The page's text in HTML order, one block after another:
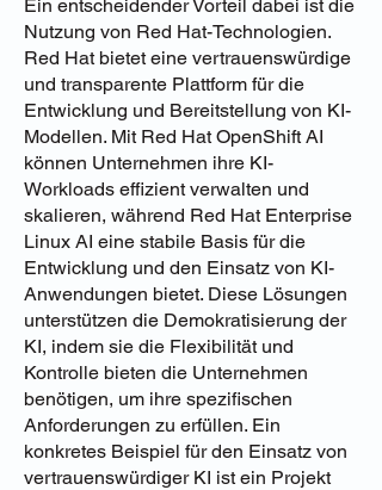
Ein entscheidender Vorteil dabei ist die
Nutzung von Red Hat-Technologien.
Red Hat bietet eine vertrauenswürdige
und transparente Plattform für die
Entwicklung und Bereitstellung von KI-
Modellen. Mit Red Hat OpenShift AI
können Unternehmen ihre KI-
Workloads effizient verwalten und
skalieren, während Red Hat Enterprise
Linux AI eine stabile Basis für die
Entwicklung und den Einsatz von KI-
Anwendungen bietet. Diese Lösungen
unterstützen die Demokratisierung der
KI, indem sie die Flexibilität und
Kontrolle bieten die Unternehmen
benötigen, um ihre spezifischen
Anforderungen zu erfüllen. Ein
konkretes Beispiel für den Einsatz von
vertrauenswürdiger KI ist ein Projekt